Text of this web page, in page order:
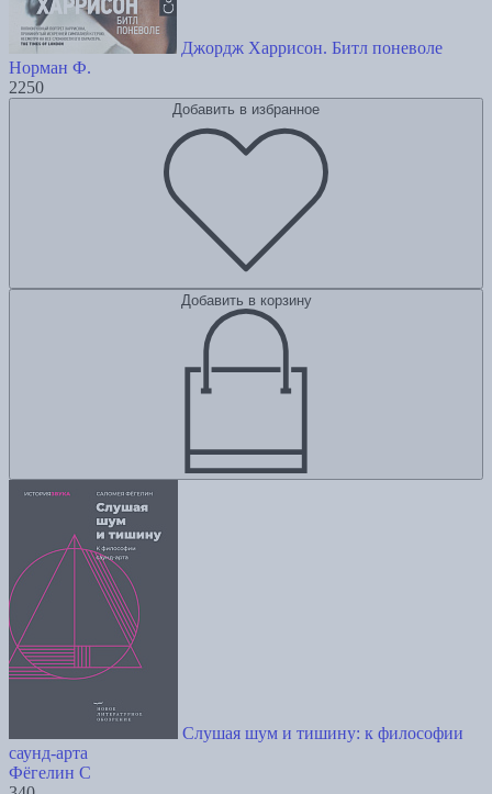
Джордж Харрисон. Битл поневоле
Норман Ф.
2250
Добавить в избранное
Добавить в корзину
Слушая шум и тишину: к философии
саунд-арта
Фёгелин С